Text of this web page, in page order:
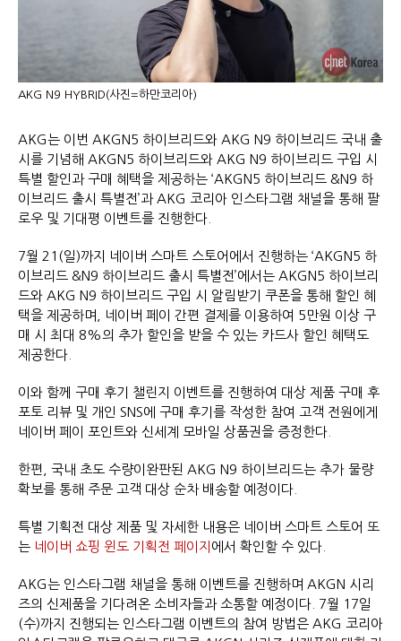
AKG N9 HYBRID(사진=하만코리아)
AKG는 이번 AKGN5 하이브리드와 AKG N9 하이브리드 국내 출
시를 기념해 AKGN5 하이브리드와 AKG N9 하이브리드 구입 시
특별 할인과 구매 혜택을 제공하는 ‘AKGN5 하이브리드 &N9 하
이브리드 출시 특별전’과 AKG 코리아 인스타그램 채널을 통해 팔
로우 및 기대평 이벤트를 진행한다.
7월 21(일)까지 네이버 스마트 스토어에서 진행하는 ‘AKGN5 하
이브리드 &N9 하이브리드 출시 특별전’에서는 AKGN5 하이브리
드와 AKG N9 하이브리드 구입 시 알림받기 쿠폰을 통해 할인 혜
택을 제공하며, 네이버 페이 간편 결제를 이용하여 5만원 이상 구
매 시 최대 8%의 추가 할인을 받을 수 있는 카드사 할인 혜택도
제공한다.
이와 함께 구매 후기 챌린지 이벤트를 진행하여 대상 제품 구매 후
포토 리뷰 및 개인 SNS에 구매 후기를 작성한 참여 고객 전원에게
네이버 페이 포인트와 신세계 모바일 상품권을 증정한다.
한편, 국내 초도 수량이완판된 AKG N9 하이브리드는 추가 물량
확보를 통해 주문 고객 대상 순차 배송할 예정이다.
특별 기획전 대상 제품 및 자세한 내용은 네이버 스마트 스토어 또
는 네이버 쇼핑 윈도 기획전 페이지 에서 확인할 수 있다.
AKG는 인스타그램 채널을 통해 이벤트를 진행하며 AKGN 시리
즈의 신제품을 기다려온 소비자들과 소통할 예정이다. 7월 17일
(수)까지 진행되는 인스타그램 이벤트의 참여 방법은 AKG 코리아